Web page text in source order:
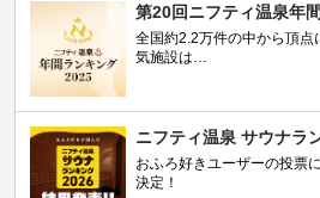
第20回ニフティ温泉年
全国約2.2万件の中から頂点
気施設は…
ニフティ温泉 サウナラ
おふろ好きユーザーの投票
決定！